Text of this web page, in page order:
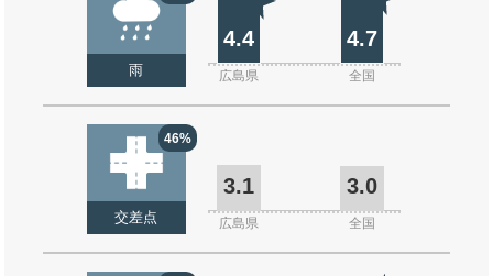
雨
4.4 4.7
広島県 全国
46%
交差点
3.1 3.0
広島県 全国